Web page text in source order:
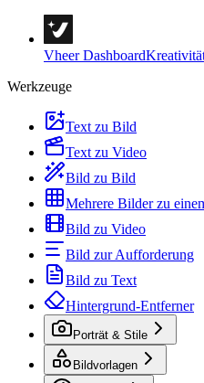
Vheer Dashboard
Werkzeuge
Text zu Bild
Text zu Video
Bild zu Bild
Mehrere Bilder zu
Bild zu Video
Bild zur Aufforderung
Bild zu Text
Hintergrund-Entferner
Porträt & Stile
Bildvorlagen